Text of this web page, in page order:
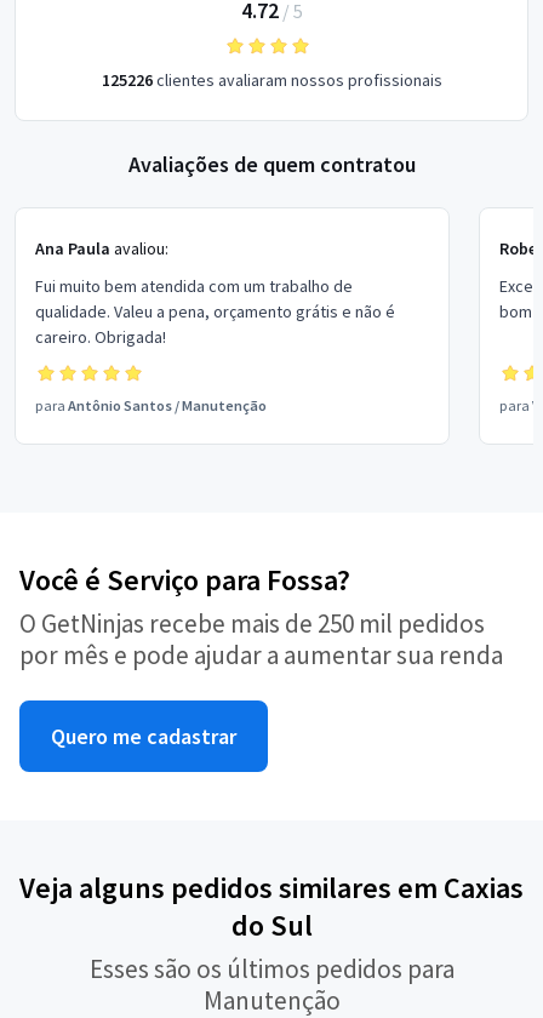
4.72/ 5
125226clientes avaliaram nossos profissionais
Avaliações de quem contratou
Ana Paula avaliou:
Fui muito bem atendida com um trabalho de
qualidade. Valeu a pena, orçamento grátis e não é
careiro. Obrigada!
para Antônio Santos /Manutenção
bom
para
Você é Serviço para Fossa?
O GetNinjas recebe mais de 250 mil pedidos
por mês e pode ajudar a aumentar sua renda
Quero me cadastrar
Veja alguns pedidos similares em Caxias
do Sul
Esses são os últimos pedidos para
Manutenção